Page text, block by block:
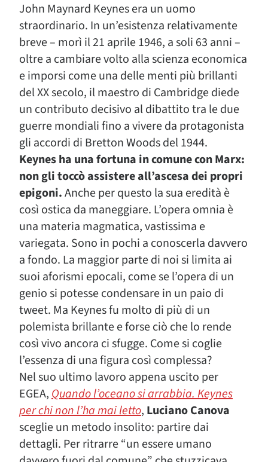
John Maynard Keynes era un uomo
straordinario. In un’esistenza relativamente
breve – morì il 21 aprile 1946, a soli 63 anni –
oltre a cambiare volto alla scienza economica
e imporsi come una delle menti più brillanti
del XX secolo, il maestro di Cambridge diede
un contributo decisivo al dibattito tra le due
guerre mondiali fino a vivere da protagonista
gli accordi di Bretton Woods del 1944.
Keynes ha una fortuna in comune con Marx:
non gli toccò assistere all’ascesa dei propri
epigoni.Anche per questo la sua eredità è
così ostica da maneggiare. L’opera omnia è
una materia magmatica, vastissima e
variegata. Sono in pochi a conoscerla davvero
a fondo. La maggior parte di noi si limita ai
suoi aforismi epocali, come se l’opera di un
genio si potesse condensare in un paio di
tweet. Ma Keynes fu molto di più di un
polemista brillante e forse ciò che lo rende
così vivo ancora ci sfugge. Come si coglie
l’essenza di una figura così complessa?
Nel suo ultimo lavoro appena uscito per
EGEA,Quando l’oceano si arrabbia. Keynes
per chi non l’ha mai letto, Luciano Canova
sceglie un metodo insolito: partire dai
dettagli. Per ritrarre “un essere umano